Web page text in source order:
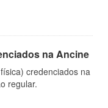
na Ancine
credenciados na
regular.